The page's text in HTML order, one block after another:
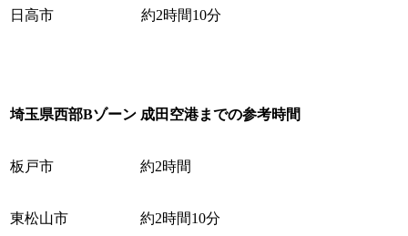
日高市 約2時間10分
埼玉県西部Bゾーン 成田空港までの参考時間
板戸市 約2時間
東松山市 約2時間10分